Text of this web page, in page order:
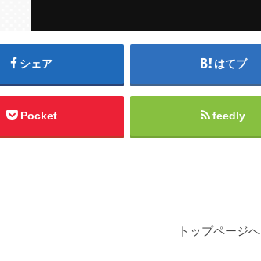
シェア はてブ
Pocket feedly
トップページへ